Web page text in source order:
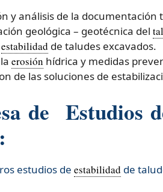
y análisis de la documentación
geológica – geotécnica del
estabilidad de taludes excavados.
erosión hídrica y medidas
de las soluciones de
de Estudios
estudios de estabilidad de